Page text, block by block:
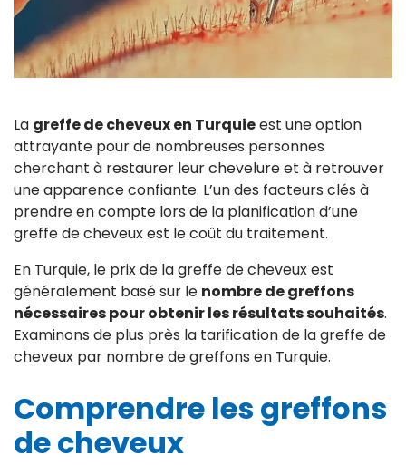
La greffe de cheveux en Turquieest une option
attrayante pour de nombreuses personnes
cherchant à restaurer leur chevelure et à retrouver
une apparence confiante. L’un des facteurs clés à
prendre en compte lors de la planification d’une
greffe de cheveux est le coût du traitement.
En Turquie, le prix de la greffe de cheveux est
généralement basé sur le nombre de greffons
nécessaires pour obtenir les résultats souhaités.
Examinons de plus près la tarification de la greffe de
cheveux par nombre de greffons en Turquie.
Comprendre les greffons
de cheveux